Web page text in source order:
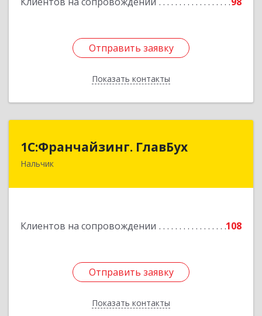
Отправить заявку
Показать контакты
Отправить заявку
Назад
1С:Франчайзинг. ГлавБух
Нальчик
Клиентов на сопровождении 108
Отправить заявку
Показать контакты
1С:Франчайзинг. ГлавБух
360000, Кабардино-Балкарская Респ, Нальчик г,
Отправить заявку
Назад